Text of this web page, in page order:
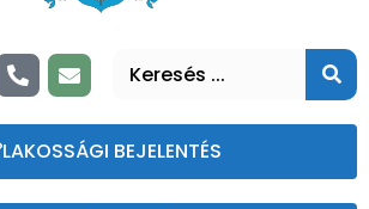
LAKOSSÁGI BEJELENTÉS